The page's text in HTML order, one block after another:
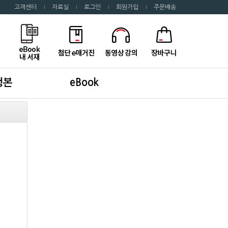
고객센터 자료실 로그인 회원가입 주문배송
본 eBook